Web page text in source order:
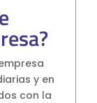
y en
con la